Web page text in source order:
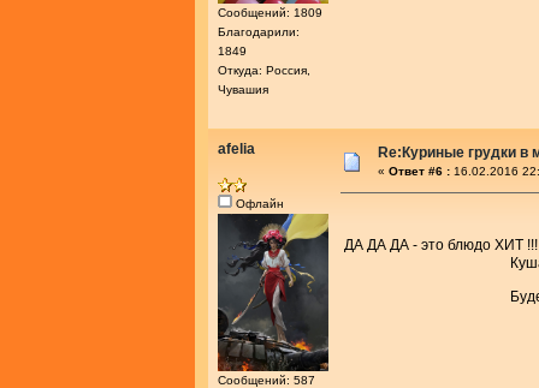
Сообщений: 1809
Благодарили:
1849
Откуда: Россия,
Чувашия
afelia
Офлайн
Сообщений: 587
Re:Куриные грудки в
« Ответ #6 : 16.02.2016
ДА ДА ДА - это блюдо ХИТ
Кушай
Будешь ты